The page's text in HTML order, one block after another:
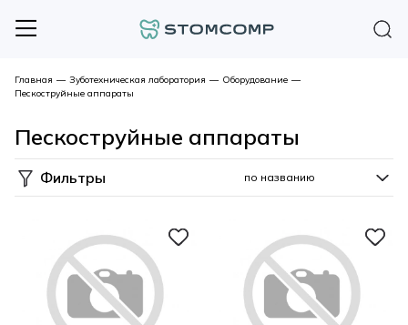
Главная — Зуботехническая лаборатория — Оборудование —
Пескоструйные аппараты
Пескоструйные аппараты
Фильтры